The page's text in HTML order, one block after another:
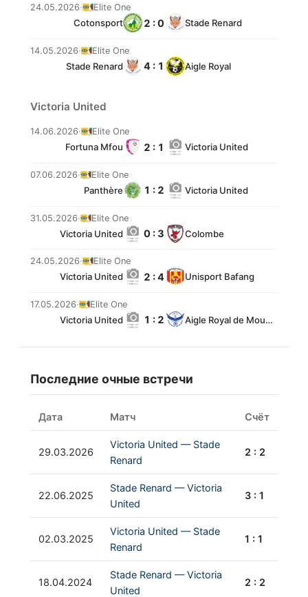
24.05.2026· Elite One
Cotonsport 2 : 0 Stade Renard
14.05.2026· Elite One
Stade Renard 4 : 1 Aigle Royal
Victoria United
14.06.2026· Elite One
Fortuna Mfou 2 : 1 Victoria United
07.06.2026· Elite One
Panthère 1 : 2 Victoria United
31.05.2026· Elite One
Victoria United 0 : 3 Colombe
24.05.2026· Elite One
Victoria United 2 : 4 Unisport Bafang
17.05.2026· Elite One
Victoria United 1 : 2 Aigle Royal de Moungo
Последние очные встречи
Дата Матч Счёт
29.03.2026
Victoria United — Stade
Renard
2 : 2
22.06.2025
Stade Renard — Victoria
United
3 : 1
02.03.2025
Victoria United — Stade
Renard
1 : 1
18.04.2024
Stade Renard — Victoria
United
2 : 2